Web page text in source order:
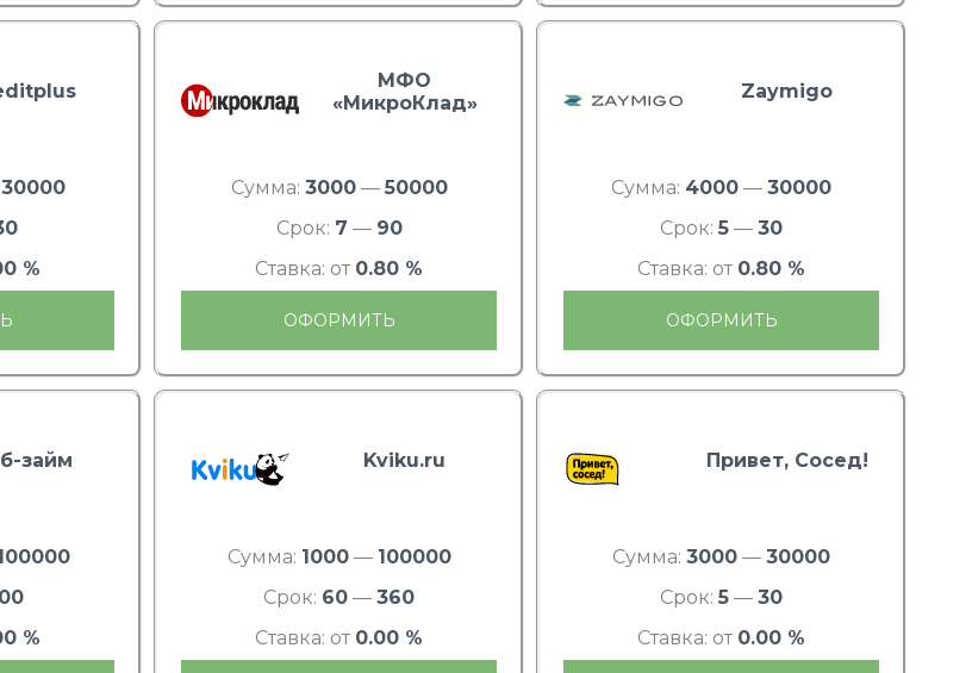
30000
%
МФО
«МикроКлад»
Сумма: 3000— 50000
Срок: 7 — 90
Ставка: от 0.80 %
ОФОРМИТЬ
Zaymigo
Сумма: 4000 — 30000
Срок: 5 — 30
Ставка: от 0.80 %
ОФОРМИТЬ
займ
%
Kviku.ru
Сумма: 1000— 100000
Срок: 60 — 360
Ставка: от 0.00 %
Привет, Сосед!
Сумма: 3000 — 30000
Срок: 5 — 30
Ставка: от 0.00 %